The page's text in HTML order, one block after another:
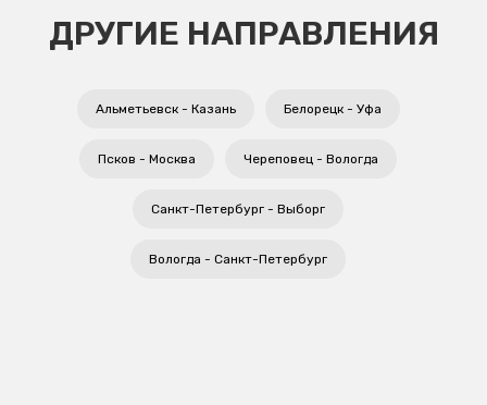
ДРУГИЕ НАПРАВЛЕНИЯ
Альметьевск - Казань Белорецк - Уфа
Псков - Москва Череповец - Вологда
Санкт-Петербург - Выборг
Вологда - Санкт-Петербург